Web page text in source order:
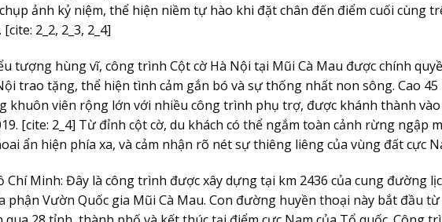
ảnh kỷ niệm, thể hiện niềm tự hào khi đặt chân đến điểm cuối cùng
2_2, 2_3, 2_4]
tượng hùng vĩ, công trình Cột cờ Hà Nội tại Mũi Cà Mau được chính
trao tặng, thể hiện tình cảm gắn bó và sự thống nhất non sông. Cao 45
khuôn viên rộng lớn với nhiều công trình phụ trợ, được khánh thành vào
[cite: 2_4] Từ đỉnh cột cờ, du khách có thể ngắm toàn cảnh rừng ngập
ẩn hiện phía xa, và cảm nhận rõ nét sự thiêng liêng của vùng đất cực
Chí Minh: Đây là công trình được xây dựng tại km 2436 của cung đường
phận Vườn Quốc gia Mũi Cà Mau. Con đường huyền thoại này bắt đầu từ